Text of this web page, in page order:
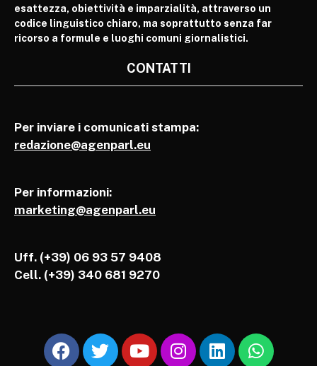
esattezza, obiettività e imparzialità, attraverso un
codice linguistico chiaro, ma soprattutto senza far
ricorso a formule e luoghi comuni giornalistici.
CONTATTI
Per inviare i comunicati stampa:
redazione@agenparl.eu
Per informazioni:
marketing@agenparl.eu
Uff. (+39) 06 93 57 9408
Cell. (+39) 340 681 9270